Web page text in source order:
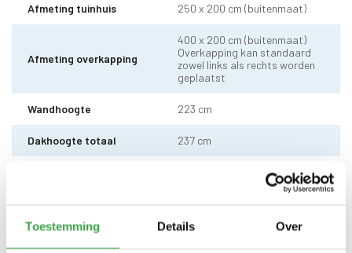
Toestemming Details Over
Afmeting tuinhuis 250 x 200 cm (buitenmaat)
Afmeting overkapping
400 x 200 cm (buitenmaat)
Overkapping kan standaard
zowel links als rechts worden
geplaatst
Wandhoogte 223 cm
Dakhoogte totaal 237 cm
10 x 10 cm - 1 stuks incl.